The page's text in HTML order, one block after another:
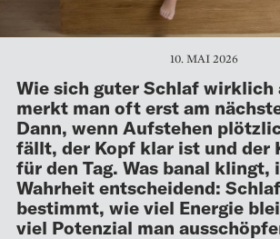
10. MAI 2026
Wie sich guter Schlaf wirklich
merkt man oft erst am
Dann, wenn Aufstehen
fällt, der Kopf klar ist und der
für den Tag. Was banal klingt,
Wahrheit entscheidend:
bestimmt, wie viel Energie
viel Potenzial man